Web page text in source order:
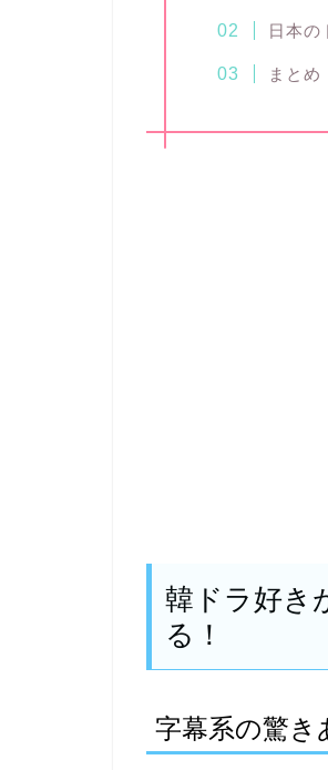
日本の
まとめ
韓ドラ好き
る！
字幕系の驚き